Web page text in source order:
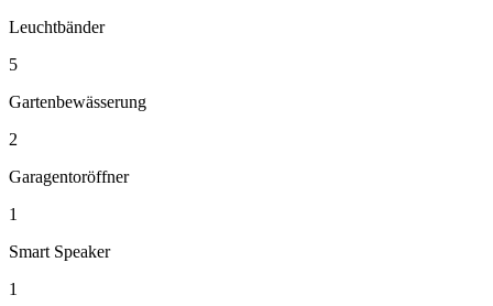
Leuchtbänder
5
Gartenbewässerung
2
Garagentoröffner
1
Smart Speaker
1